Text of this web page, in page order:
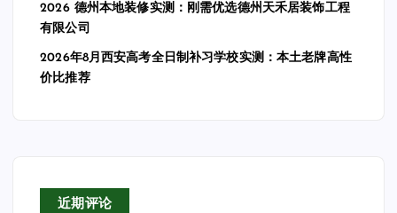
2026 德州本地装修实测：刚需优选德州天禾居装饰工程
有限公司
2026年8月西安高考全日制补习学校实测：本土老牌高性
价比推荐
近期评论